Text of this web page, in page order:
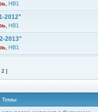
НВ1
2012"
НВ1
2013"
НВ1
2 ]
Темы